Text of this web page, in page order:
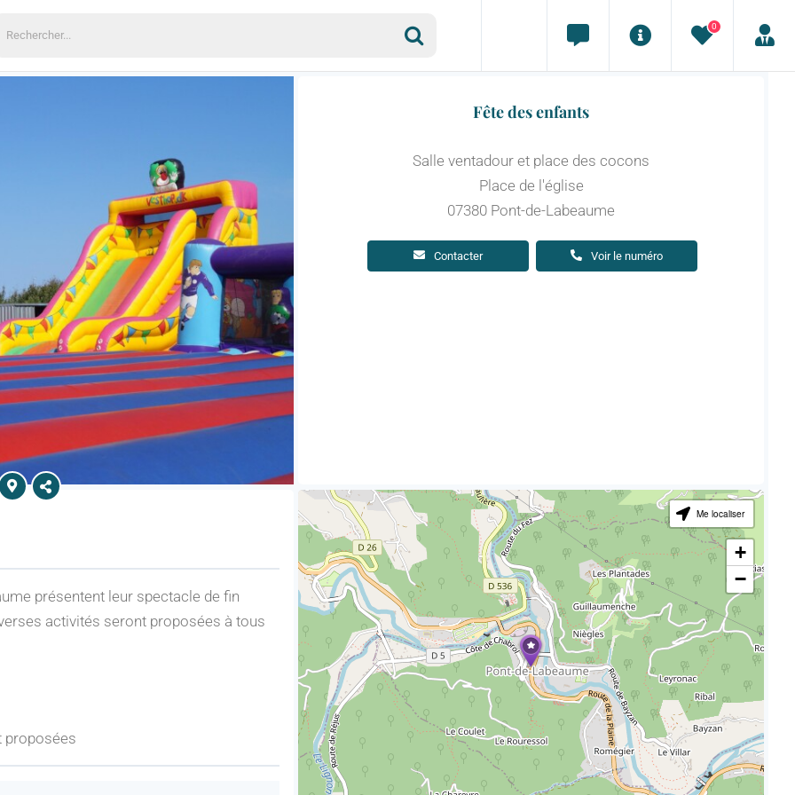
0
Fête des enfants
Salle ventadour et place des cocons
Place de l'église
07380 Pont-de-Labeaume
Contacter Voir le numéro
présentent leur spectacle de fin
activités seront proposées à tous
proposées
Me localiser
+
−